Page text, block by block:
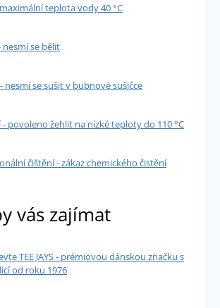
teplota vody 40 °C
nesmí se bělit
nesmí se sušit v bubnové sušičce
- povoleno žehlit na nízké teploty do 110 °C
čištění - zákaz chemického čistění
vás zajímat
TEE JAYS - prémiovou dánskou značku s
od roku 1976